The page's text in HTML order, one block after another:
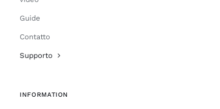
Guide
Contatto
Supporto
INFORMATION